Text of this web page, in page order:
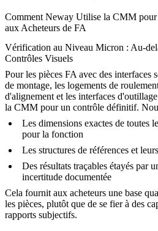
Comment Neway Utilise la CMM pour
aux Acheteurs de FA
Vérification au Niveau Micron : Au-
Contrôles Visuels
Pour les pièces FA avec des interfaces
de montage, les logements de
d'alignement et les interfaces
la CMM pour un contrôle définitif.
Les dimensions exactes de toutes
pour la fonction
Les structures de références et
Des résultats traçables étayés par
incertitude documentée
Cela fournit aux acheteurs une base
les pièces, plutôt que de se fier à des
rapports subjectifs.